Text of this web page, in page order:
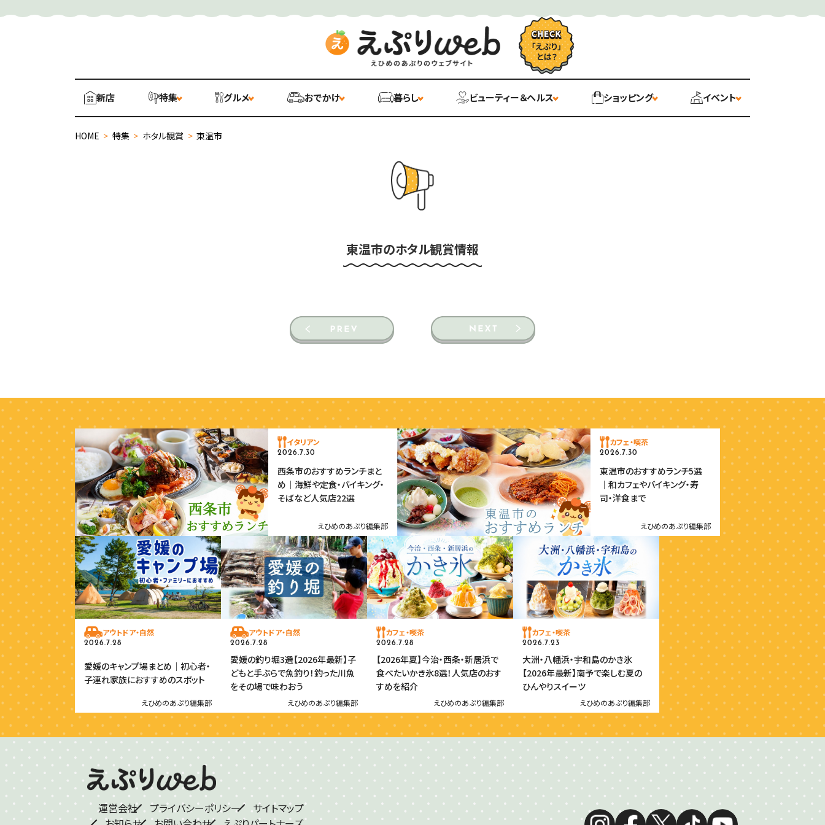
新店 特集 グルメ おでかけ 暮らし ビューティー＆ヘルス ショッピング イベント
HOME > 特集 > ホタル観賞 > 東温市
東温市のホタル観賞情報
イタリアン
2026.7.30
西条市のおすすめランチまと
め｜海鮮や定食・バイキング・
そばなど人気店22選
えひめのあぷり編集部
カフェ・喫茶
2026.7.30
東温市のおすすめランチ5選
｜和カフェやバイキング・寿
司・洋食まで
えひめのあぷり編集部
アウトドア・自然
2026.7.28
愛媛のキャンプ場まとめ｜初心者・
子連れ家族におすすめのスポット
えひめのあぷり編集部
アウトドア・自然
2026.7.28
愛媛の釣り堀3選【2026年最新】子
どもと手ぶらで魚釣り！釣った川魚
をその場で味わおう
えひめのあぷり編集部
カフェ・喫茶
2026.7.28
【2026年夏】今治・西条・新居浜で
食べたいかき氷8選！人気店のおす
すめを紹介
えひめのあぷり編集部
カフェ・喫茶
2026.7.23
大洲・八幡浜・宇和島のかき氷
【2026年最新】南予で楽しむ夏の
ひんやりスイーツ
えひめのあぷり編集部
運営会社 プライバシーポリシー
サイトマップ